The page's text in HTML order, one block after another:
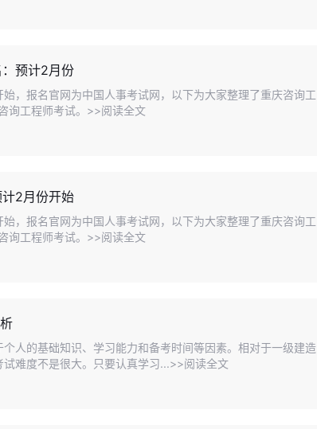
预计2月份
，报名官网为中国人事考试网，以下为大家整理了重庆咨询工
询工程师考试。>>阅读全文
2月份开始
，报名官网为中国人事考试网，以下为大家整理了重庆咨询工
询工程师考试。>>阅读全文
人的基础知识、学习能力和备考时间等因素。相对于一级建造
难度不是很大。只要认真学习...>>阅读全文